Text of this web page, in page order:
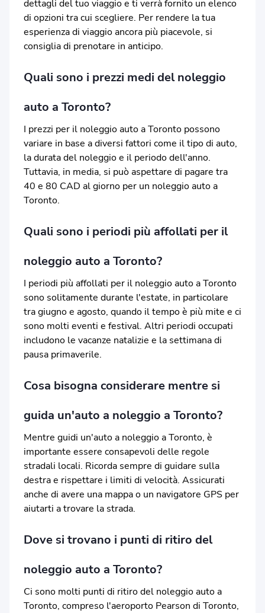
dettagli del tuo viaggio e ti verrà fornito un elenco
di opzioni tra cui scegliere. Per rendere la tua
esperienza di viaggio ancora più piacevole, si
consiglia di prenotare in anticipo.
Quali sono i prezzi medi del noleggio
auto a Toronto?
I prezzi per il noleggio auto a Toronto possono
variare in base a diversi fattori come il tipo di auto,
la durata del noleggio e il periodo dell'anno.
Tuttavia, in media, si può aspettare di pagare tra
40 e 80 CAD al giorno per un noleggio auto a
Toronto.
Quali sono i periodi più affollati per il
noleggio auto a Toronto?
I periodi più affollati per il noleggio auto a Toronto
sono solitamente durante l'estate, in particolare
tra giugno e agosto, quando il tempo è più mite e ci
sono molti eventi e festival. Altri periodi occupati
includono le vacanze natalizie e la settimana di
pausa primaverile.
Cosa bisogna considerare mentre si
guida un'auto a noleggio a Toronto?
Mentre guidi un'auto a noleggio a Toronto, è
importante essere consapevoli delle regole
stradali locali. Ricorda sempre di guidare sulla
destra e rispettare i limiti di velocità. Assicurati
anche di avere una mappa o un navigatore GPS per
aiutarti a trovare la strada.
Dove si trovano i punti di ritiro del
noleggio auto a Toronto?
Ci sono molti punti di ritiro del noleggio auto a
Toronto, compreso l'aeroporto Pearson di Toronto,